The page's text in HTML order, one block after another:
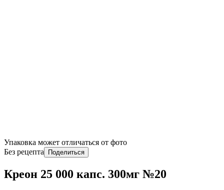
Упаковка может отличаться от фото
Без рецепта
Поделиться
Креон 25 000 капс. 300мг №20